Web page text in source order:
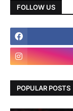
FOLLOW US
POPULAR POSTS